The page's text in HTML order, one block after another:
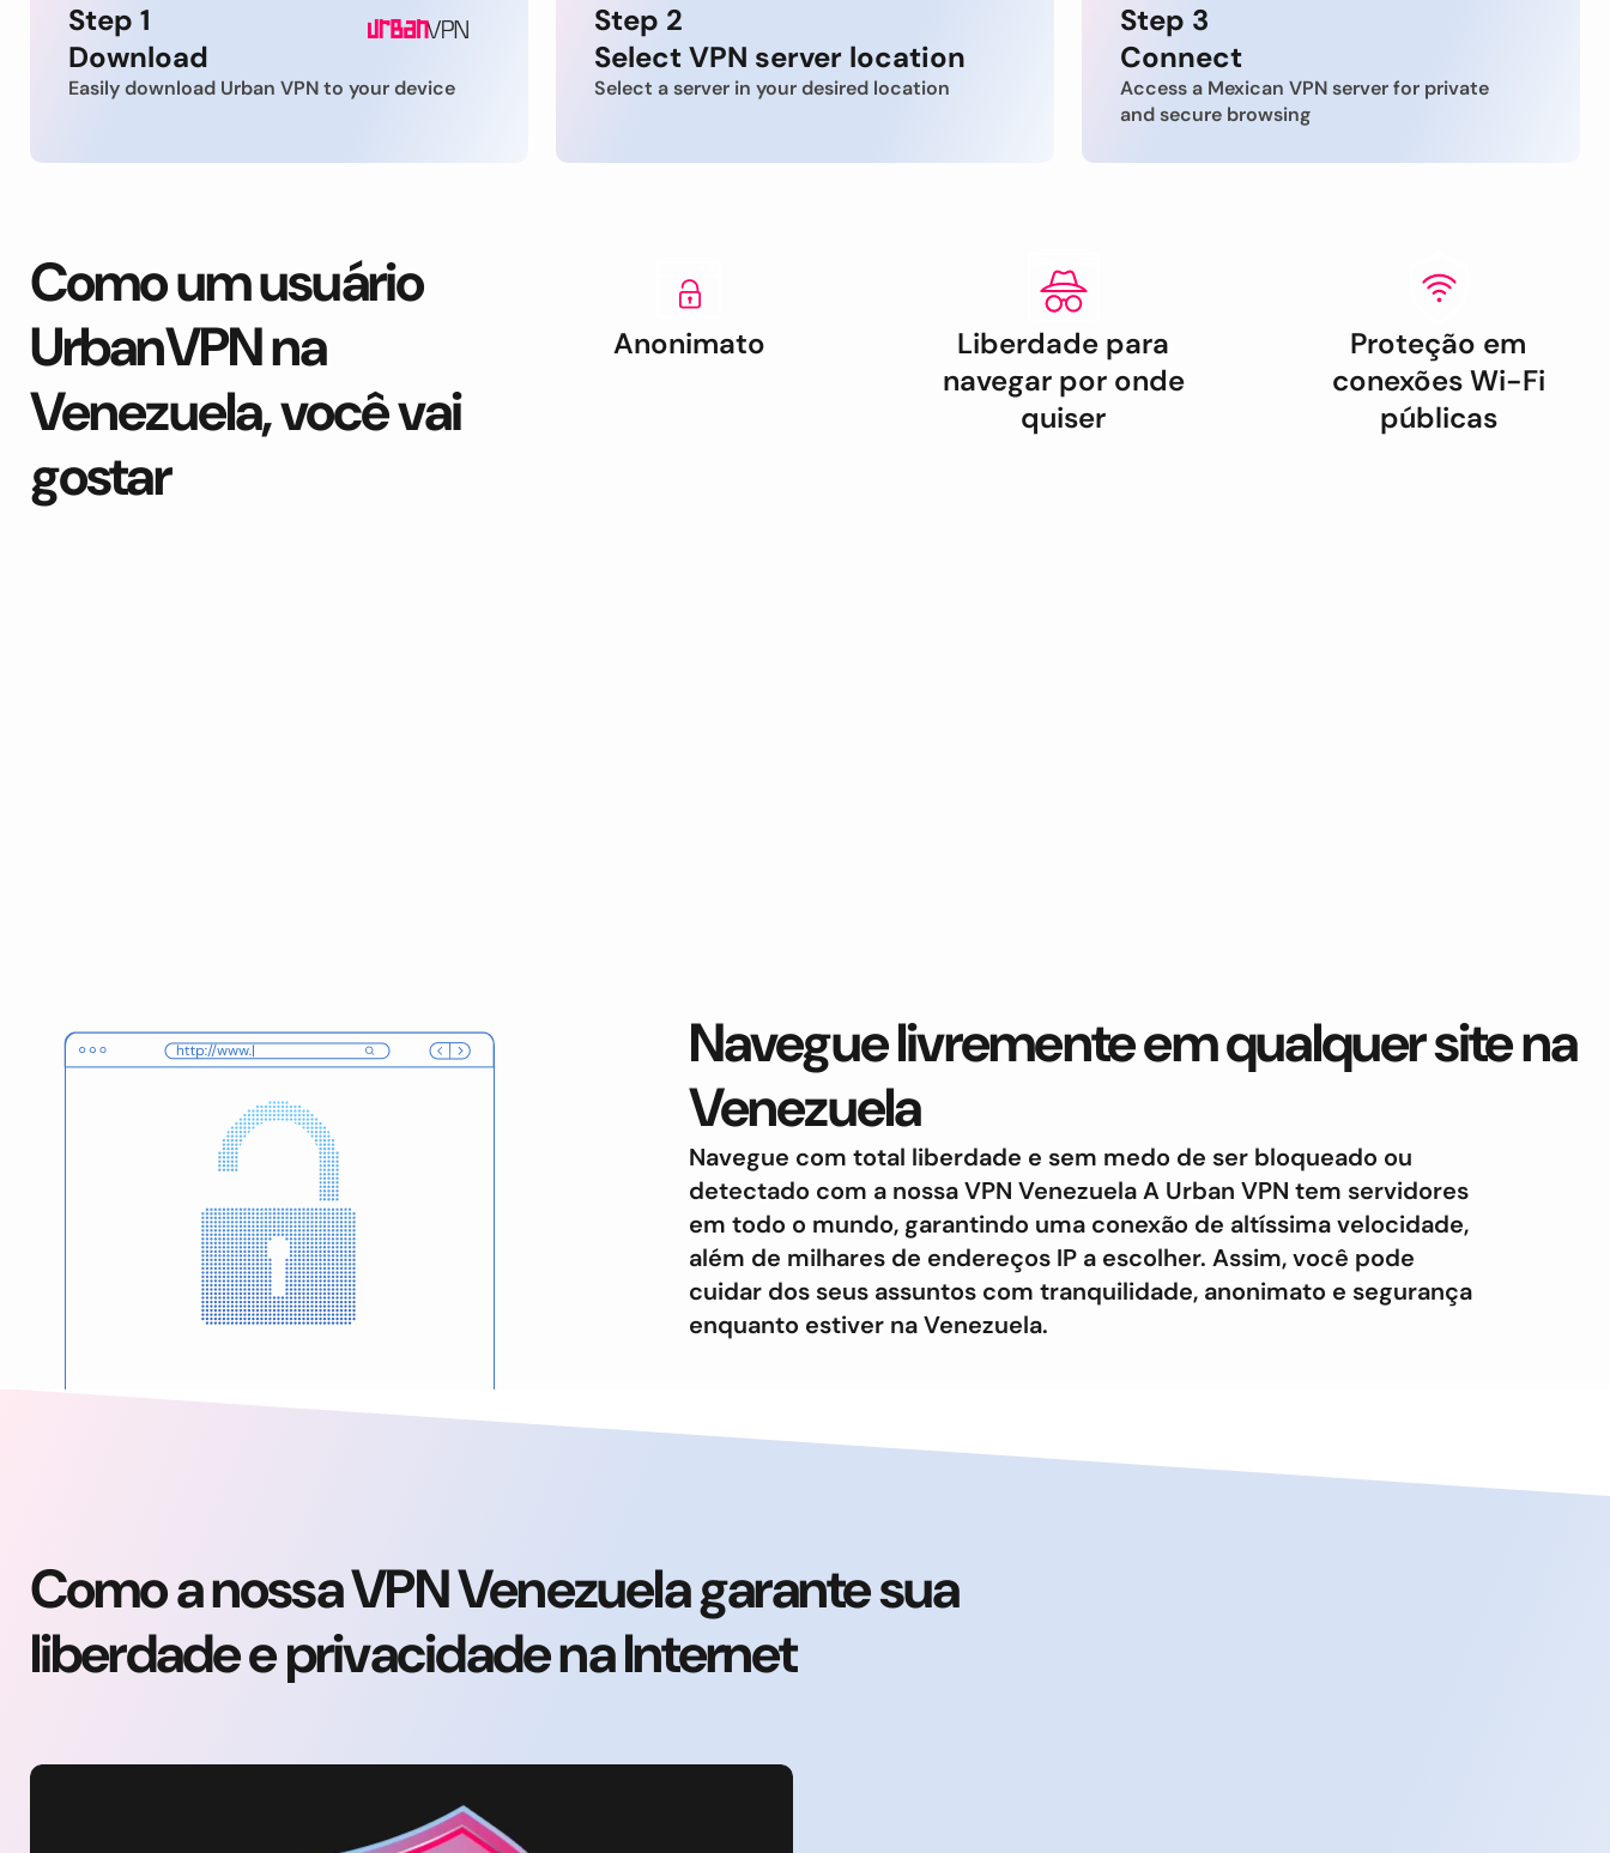
Step 1
Download
Easily download Urban VPN to your device
Step 2
Select VPN server location
Select a server in your desired location
Step 3
Connect
Access a Mexican VPN server for private
and secure browsing
Como um usuário
UrbanVPN na
Venezuela, você vai
gostar
Anonimato
Liberdade para
navegar por onde
quiser
Proteção em
conexões Wi-Fi
públicas
Navegue livremente em qualquer site na
Venezuela
Navegue com total liberdade e sem medo de ser bloqueado ou
detectado com a nossa VPN Venezuela A Urban VPN tem servidores
em todo o mundo, garantindo uma conexão de altíssima velocidade,
além de milhares de endereços IP a escolher. Assim, você pode
cuidar dos seus assuntos com tranquilidade, anonimato e segurança
enquanto estiver na Venezuela.
Como a nossa VPN Venezuela garante sua
liberdade e privacidade na Internet